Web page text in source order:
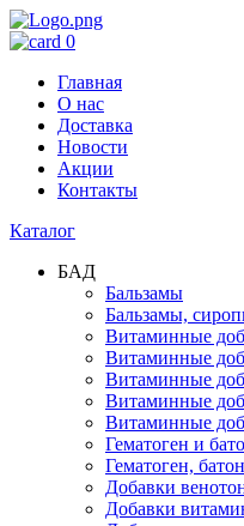
0
Главная
О нас
Доставка
Новости
Акции
Контакты
Каталог
БАД
Бальзамы
Бальзамы,
Витаминные
Витаминные
Витаминные
Витаминные
Витаминные
Гематоген и
Гематоген,
Добавки
Добавки